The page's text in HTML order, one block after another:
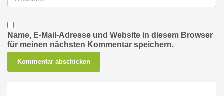
Name, E-Mail-Adresse und Website in diesem Browser
für meinen nächsten Kommentar speichern.